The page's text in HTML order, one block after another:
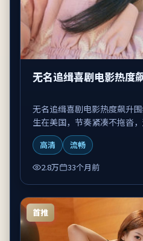
无名追缉喜剧电影热度
无名追缉喜剧电影热度飙升
生在美国，节奏紧凑不拖沓
高清
流畅
2.8万
33个月前
首推